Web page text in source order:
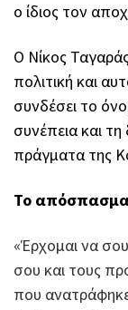
ο ίδιος τον
Ο Νίκος
πολιτική και
συνδέσει το
συνέπεια και
πράγματα της
Το
«Έρχομαι να
σου και τους
που